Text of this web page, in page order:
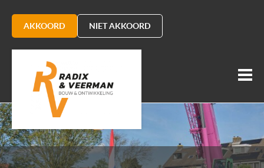
AKKOORD NIET AKKOORD